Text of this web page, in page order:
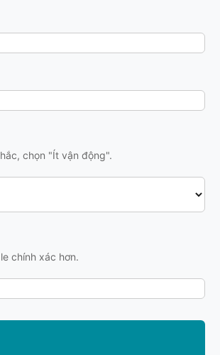
chọn "Ít vận động".
chính xác hơn.